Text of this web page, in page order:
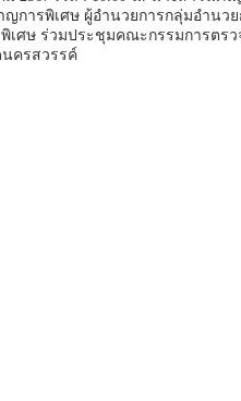
การพิเศษ ผู้อำนวยการกลุ่มอำน
เศษ ร่วมประชุมคณะกรรมการตร
ครสวรรค์